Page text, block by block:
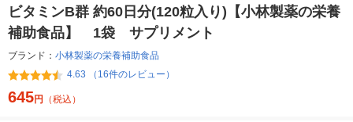
ビタミンB群 約60日分(120粒入り)【小林製薬の栄養
補助食品】 1袋 サプリメント
ブランド： 小林製薬の栄養補助食品
4.63 （16件のレビュー）
645円 （税込）